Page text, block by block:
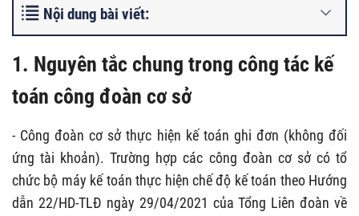
Nội dung bài viết:
1. Nguyên tắc chung trong công tác kế
toán công đoàn cơ sở
- Công đoàn cơ sở thực hiện kế toán ghi đơn (không đối
ứng tài khoản). Trường hợp các công đoàn cơ sở có tổ
chức bộ máy kế toán thực hiện chế độ kế toán theo Hướng
dẫn 22/HD-TLĐ ngày 29/04/2021 của Tổng Liên đoàn về